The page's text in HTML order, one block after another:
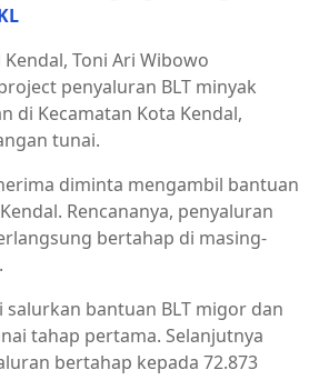
Kendal, Toni Ari Wibowo
penyaluran BLT minyak
di Kecamatan Kota Kendal,
tunai.
diminta mengambil bantuan
Rencananya, penyaluran
bertahap di masing-
bantuan BLT migor dan
tahap pertama. Selanjutnya
bertahap kepada 72.873